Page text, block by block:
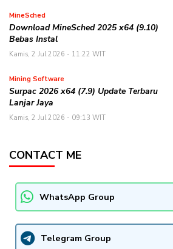
MineSched
Download MineSched 2025 x64 (9.10)
Bebas Instal
Kamis, 2 Jul 2026 - 11:22 WIT
Mining Software
Surpac 2026 x64 (7.9) Update Terbaru
Lanjar Jaya
Kamis, 2 Jul 2026 - 09:13 WIT
CONTACT ME
WhatsApp Group
Telegram Group